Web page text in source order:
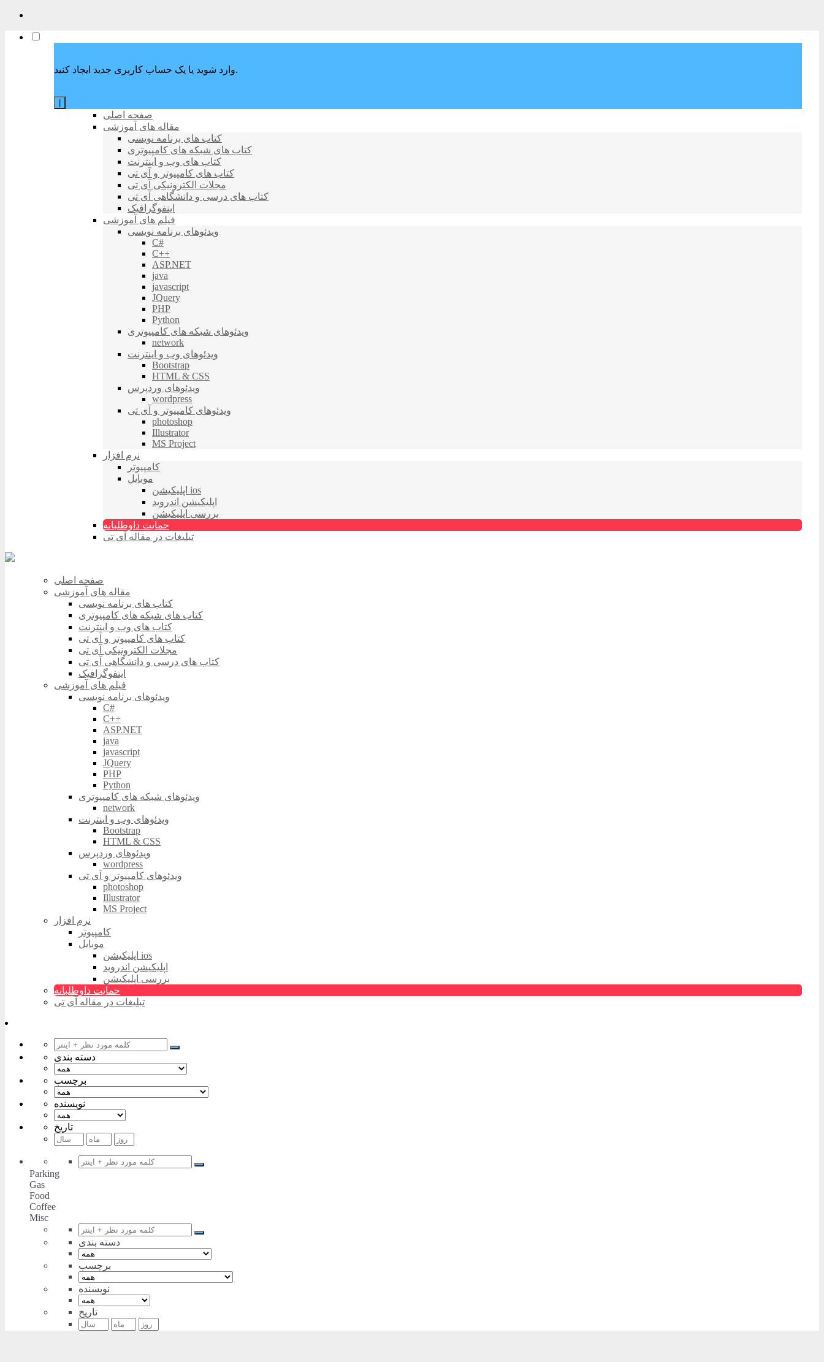
وارد شوید یا یک حساب کاربری جدید ایجاد کنید.
صفحه اصلی
مقاله های آموزشی
کتاب های برنامه نویسی
کتاب های شبکه های کامپیوتری
کتاب های وب و اینترنت
کتاب های کامپیوتر و آی تی
مجلات الکترونیکی آی تی
کتاب های درسی و دانشگاهی آی تی
اینفوگرافیک
فیلم های آموزشی
ویدئوهای برنامه نویسی
C#
C++
ASP.NET
java
javascript
JQuery
PHP
Python
ویدئوهای شبکه های کامپیوتری
network
ویدئوهای وب و اینترنت
Bootstrap
HTML & CSS
ویدئوهای وردپرس
wordpress
ویدئوهای کامپیوتر و آی تی
photoshop
Illustrator
MS Project
نرم افزار
کامپیوتر
موبایل
اپلیکیشن ios
اپلیکیشن اندروید
بررسی اپلیکیشن
حمایت داوطلبانه
تبلیغات در مقاله آی تی
صفحه اصلی
مقاله های آموزشی
کتاب های برنامه نویسی
کتاب های شبکه های کامپیوتری
کتاب های وب و اینترنت
کتاب های کامپیوتر و آی تی
مجلات الکترونیکی آی تی
کتاب های درسی و دانشگاهی آی تی
اینفوگرافیک
فیلم های آموزشی
ویدئوهای برنامه نویسی
C#
C++
ASP.NET
java
javascript
JQuery
PHP
Python
ویدئوهای شبکه های کامپیوتری
network
ویدئوهای وب و اینترنت
Bootstrap
HTML & CSS
ویدئوهای وردپرس
wordpress
ویدئوهای کامپیوتر و آی تی
photoshop
Illustrator
MS Project
نرم افزار
کامپیوتر
موبایل
اپلیکیشن ios
اپلیکیشن اندروید
بررسی اپلیکیشن
حمایت داوطلبانه
تبلیغات در مقاله آی تی
دسته بندی
برچسب
نویسنده
تاریخ
Parking
Gas
Food
Coffee
Misc
دسته بندی
برچسب
نویسنده
تاریخ